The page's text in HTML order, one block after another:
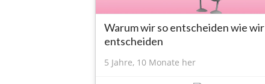
Warum wir so entscheiden wie wir
entscheiden
5 Jahre, 10 Monate her